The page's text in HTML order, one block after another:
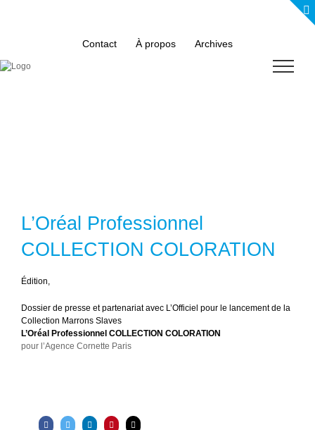
Contact À propos Archives
L’Oréal Professionnel
COLLECTION COLORATION
Édition,
Dossier de presse et partenariat avec L’Officiel pour le lancement de la
Collection Marrons Slaves
L’Oréal Professionnel COLLECTION COLORATION
pour l’Agence Cornette Paris